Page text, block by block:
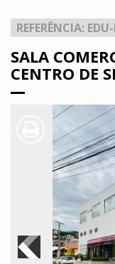
REFERÊNCIA:
SALA
CENTRO DE